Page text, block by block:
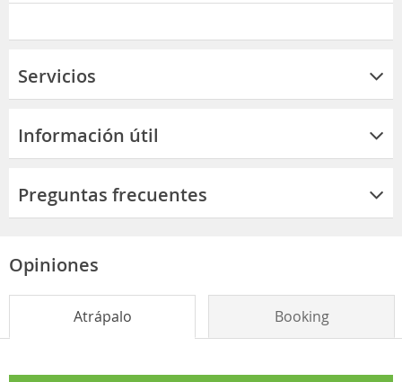
Servicios
Información útil
Preguntas frecuentes
Opiniones
Atrápalo Booking